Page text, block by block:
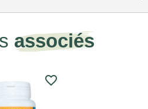
associés
favorite_border